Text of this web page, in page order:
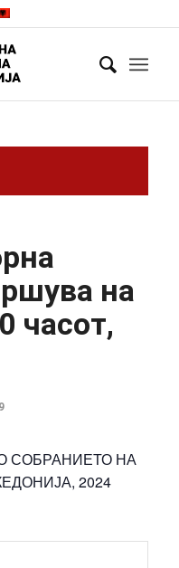
на
часот,
СОБРАНИЕТО НА
2024